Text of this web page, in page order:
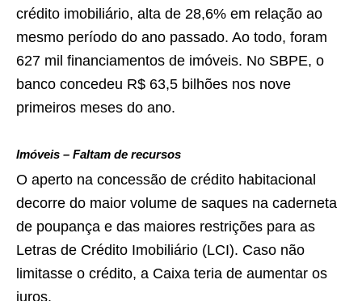
crédito imobiliário, alta de 28,6% em relação ao
mesmo período do ano passado. Ao todo, foram
627 mil financiamentos de imóveis. No SBPE, o
banco concedeu R$ 63,5 bilhões nos nove
primeiros meses do ano.
Imóveis – Faltam de recursos
O aperto na concessão de crédito habitacional
decorre do maior volume de saques na caderneta
de poupança e das maiores restrições para as
Letras de Crédito Imobiliário (LCI). Caso não
limitasse o crédito, a Caixa teria de aumentar os
juros.